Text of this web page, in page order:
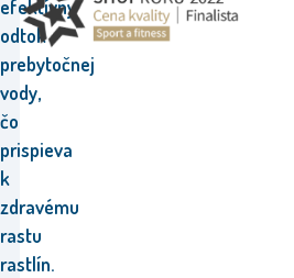
efektívny
odtok
prebytočnej
vody,
čo
prispieva
k
zdravému
rastu
rastlín.